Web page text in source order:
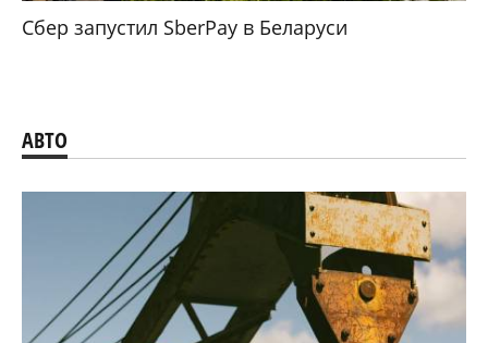
Сбер запустил SberPay в Беларуси
АВТО